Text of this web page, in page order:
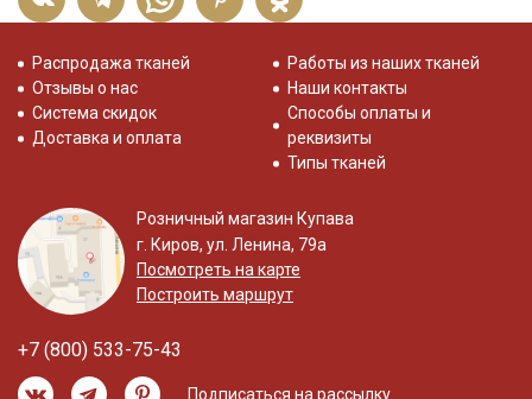
Распродажа тканей
Отзывы о нас
Система скидок
Доставка и оплата
Работы из наших тканей
Наши контакты
Способы оплаты и
реквизиты
Типы тканей
Розничный магазин Купава
г. Киров, ул. Ленина, 79а
Посмотреть на карте
Построить маршрут
+7 (800) 533-75-43
Подписаться на рассылку